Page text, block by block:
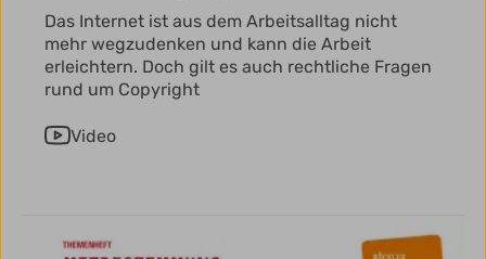
Das Internet ist aus dem Arbeitsalltag nicht
mehr wegzudenken und kann die Arbeit
erleichtern. Doch gilt es auch rechtliche Fragen
rund um Copyright
Video